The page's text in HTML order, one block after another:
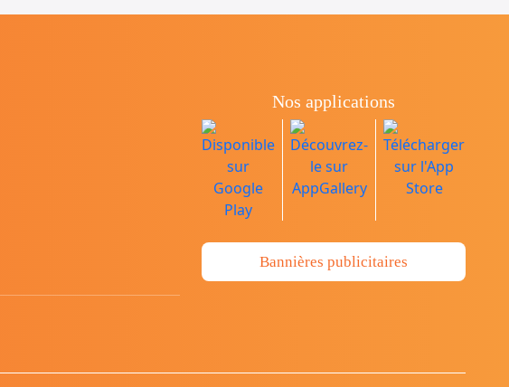
Nos applications
Bannières publicitaires